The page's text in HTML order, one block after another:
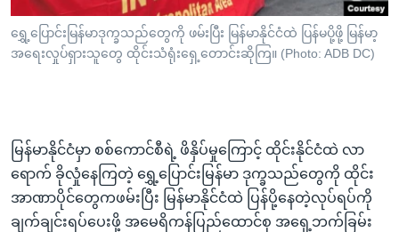
ကျော်
ကြည့်
ရန်
ကျော်
ရန်
ရွှေ့ပြောင်းမြန်မာဒုက္ခသည်တွေကို ဖမ်းပြီး မြန်မာနိုင်ငံထဲ ပြန်မပို့ဖို့ မြန်မာ့
အရေးလှုပ်ရှားသူတွေ ထိုင်းသံရုံးရှေ့တောင်းဆိုကြ။ (Photo: ADB DC)
မြန်မာနိုင်ငံမှာ စစ်ကောင်စီရဲ့ ဖိနှိပ်မှုကြောင့် ထိုင်းနိုင်ငံထဲ လာ
ရောက် ခိုလှုံနေကြတဲ့ ရွှေ့ပြောင်းမြန်မာ ဒုက္ခသည်တွေကို ထိုင်း
အာဏာပိုင်တွေကဖမ်းပြီး မြန်မာနိုင်ငံထဲ ပြန်ပို့နေတဲ့လုပ်ရပ်ကို
ချက်ချင်းရပ်ပေးဖို့ အမေရိကန်ပြည်ထောင်စု အရှေ့ဘက်ခြမ်း